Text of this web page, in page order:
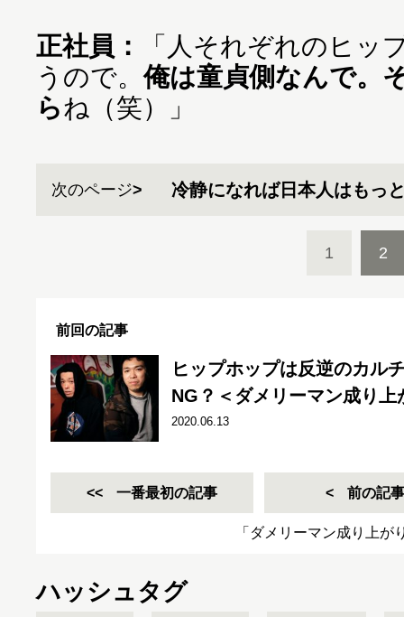
正社員：
「人それぞれのヒッ
うので。俺は童貞側なんで。
らね（笑）」
次のページ 冷静になれば日本人はもっ
1 2
前回の記事
ヒップホップは反逆のカル
NG？＜ダメリーマン成り
2020.06.13
一番最初の記事 前の記事
「ダメリーマン成り上が
ハッシュタグ